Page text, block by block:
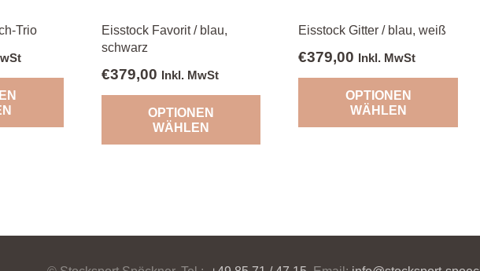
Trio
Eisstock Favorit / blau,
schwarz
€379,00 Inkl. MwSt
OPTIONEN
WÄHLEN
Eisstock Gitter / blau, weiß
€379,00 Inkl. MwSt
OPTIONEN
WÄHLEN